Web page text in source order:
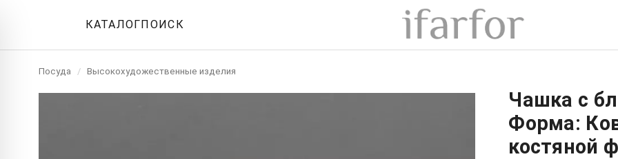
КАТАЛОГПОИСК
Посуда / Высокохудожественные изделия
Чашка с
Форма:
костяной